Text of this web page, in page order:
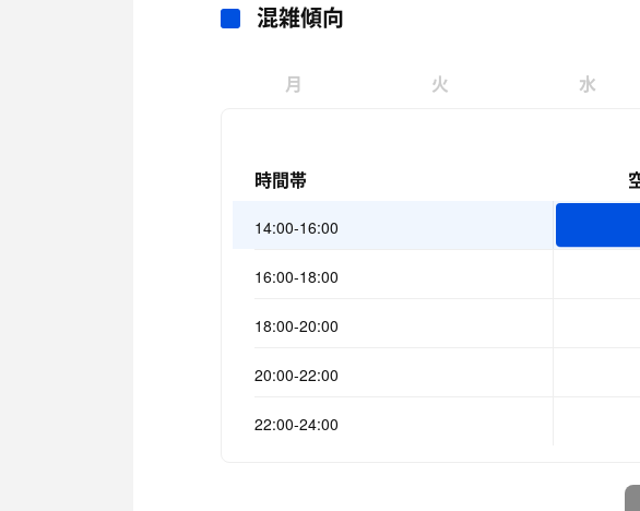
混雑傾向
月 火 水
時間帯
14:00-16:00
16:00-18:00
18:00-20:00
20:00-22:00
22:00-24:00